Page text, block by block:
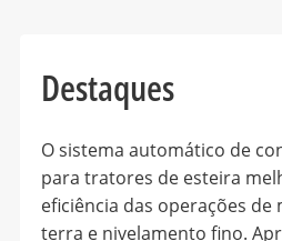
Destaques
O sistema automático de
para tratores de esteira
eficiência das operações de
terra e nivelamento fino.